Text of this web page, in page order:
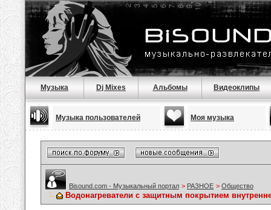
Музыка Dj Mixes Альбомы Видеоклипы
Музыка пользователей Моя музыка
Bisound.com - Музыкальный портал > РАЗНОЕ > Общество
Водонагреватели с защитным покрытием